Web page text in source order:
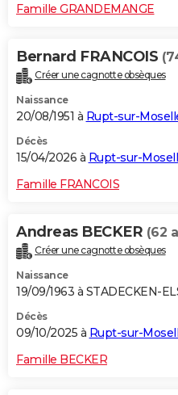
CARTE DE VOEUX
Dictionnaire
Biographies
Citations
Expressions
Proverbes
PROGRAMME TV
COPAINS D'AVANT
S'inscrire
Se connecter
Lycées
Collèges
Primaires
Universités
Entreprises
Service militaire
Avis de recherche
AVIS DE DÉCÈS
Famille GRANDEMANGE
Bernard FRANCOIS
Créer une cagnotte obsèques
Naissance
20/08/1951 à Rupt-sur-
Décès
15/04/2026 à Rupt-sur-
Famille FRANCOIS
Andreas BECKER (62
Créer une cagnotte obsèques
Naissance
19/09/1963 à STADECKEN-
Décès
09/10/2025 à Rupt-sur-
Famille BECKER